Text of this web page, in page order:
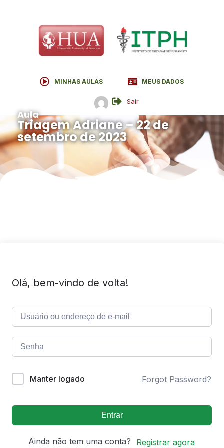
MINHAS AULAS MEUS DADOS
Sair
Aula
Triagem Adriane – 22 de
setembro de 2023
Olá, bem-vindo de volta!
Manter logado Forgot Password?
Entrar
Ainda não tem uma conta? Registrar agora